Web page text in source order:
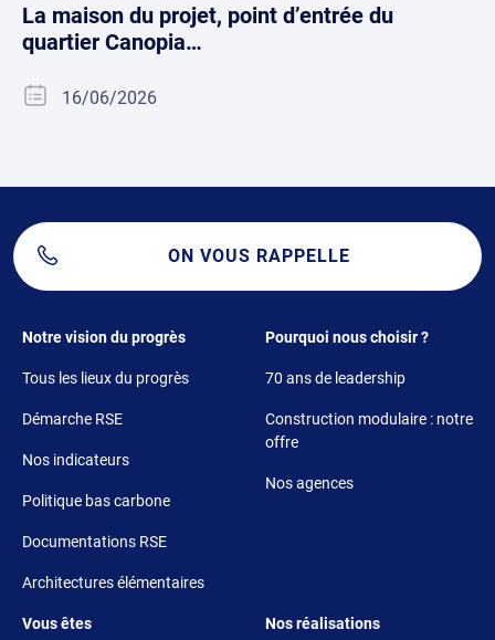
La maison du projet, point d’entrée du
quartier Canopia…
16/06/2026
ON VOUS RAPPELLE
Footer 1
Notre vision du progrès
Tous les lieux du progrès
Démarche RSE
Nos indicateurs
Politique bas carbone
Documentations RSE
Architectures élémentaires
Footer 2
Pourquoi nous choisir ?
70 ans de leadership
Construction modulaire : notre
offre
Nos agences
Footer 3
Vous êtes Footer 4
Nos réalisations